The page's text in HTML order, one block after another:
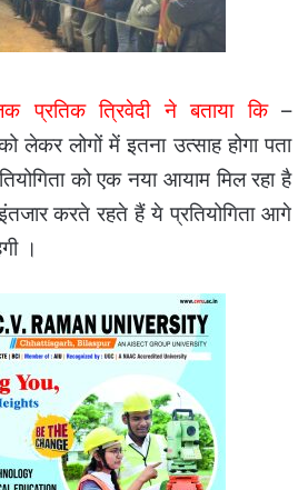
प्रतिक त्रिवेदी ने बताया कि–
लेकर लोगों में इतना उत्साह होगा पता
को एक नया आयाम मिल रहा है
करते रहते हैं ये प्रतियोगिता आगे
।